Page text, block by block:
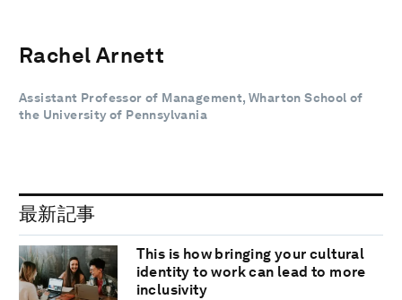
Rachel Arnett
Assistant Professor of Management, Wharton School of
the University of Pennsylvania
最新記事
This is how bringing your cultural
identity to work can lead to more
inclusivity